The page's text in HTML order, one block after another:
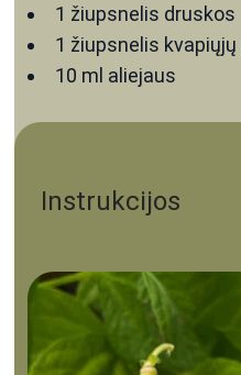
1 žiupsnelis druskos
1 žiupsnelis
10 ml aliejaus
Instrukcijos